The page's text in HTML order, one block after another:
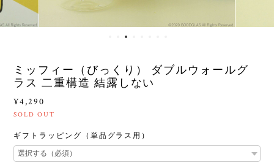
ミッフィー（びっくり） ダブルウォールグ
ラス 二重構造 結露しない
¥4,290
SOLD OUT
ギフトラッピング（単品グラス用）